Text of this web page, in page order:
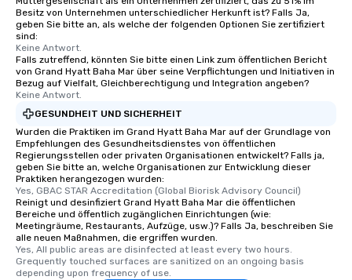
Besitz von Unternehmen unterschiedlicher Herkunft ist? Falls Ja,
geben Sie bitte an, als welche der folgenden Optionen Sie zertifiziert
sind:
Keine Antwort.
Falls zutreffend, könnten Sie bitte einen Link zum öffentlichen Bericht
von Grand Hyatt Baha Mar über seine Verpflichtungen und Initiativen in
Bezug auf Vielfalt, Gleichberechtigung und Integration angeben?
Keine Antwort.
GESUNDHEIT UND SICHERHEIT
Wurden die Praktiken im Grand Hyatt Baha Mar auf der Grundlage von
Empfehlungen des Gesundheitsdienstes von öffentlichen
Regierungsstellen oder privaten Organisationen entwickelt? Falls ja,
geben Sie bitte an, welche Organisationen zur Entwicklung dieser
Praktiken herangezogen wurden:
Yes, GBAC STAR Accreditation (Global Biorisk Advisory Council)
Reinigt und desinfiziert Grand Hyatt Baha Mar die öffentlichen
Bereiche und öffentlich zugänglichen Einrichtungen (wie:
Meetingräume, Restaurants, Aufzüge, usw.)? Falls Ja, beschreiben Sie
alle neuen Maßnahmen, die ergriffen wurden.
Yes, All public areas are disinfected at least every two hours.
Grequently touched surfaces are sanitized on an ongoing basis
depending upon frequency of use.